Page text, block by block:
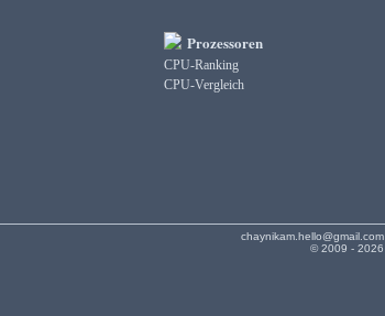
Prozessoren
CPU-Ranking
CPU-Vergleich
chaynikam.hello@gmail.com
© 2009 - 2026